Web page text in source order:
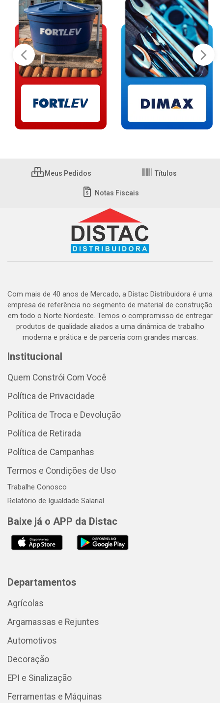
Meus Pedidos Títulos
Notas Fiscais
Com mais de 40 anos de Mercado, a Distac Distribuidora é uma
empresa de referência no segmento de material de construção
em todo o Norte Nordeste. Temos o compromisso de entregar
produtos de qualidade aliados a uma dinâmica de trabalho
moderna e prática e de parceria com grandes marcas.
Institucional
Quem Constrói Com Você
Política de Privacidade
Política de Troca e Devolução
Política de Retirada
Política de Campanhas
Termos e Condições de Uso
Trabalhe Conosco
Relatório de Igualdade Salarial
Baixe já o APP da Distac
Departamentos
Agrícolas
Argamassas e Rejuntes
Automotivos
Decoração
EPI e Sinalização
Ferramentas e Máquinas